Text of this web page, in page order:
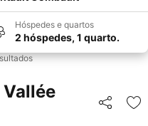
Hóspedes e quartos
2 hóspedes, 1 quarto.
Partilhar